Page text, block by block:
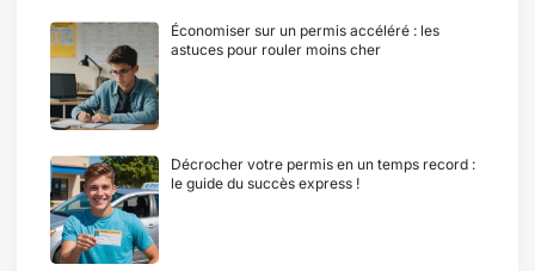
Économiser sur un permis accéléré : les
astuces pour rouler moins cher
Décrocher votre permis en un temps record :
le guide du succès express !